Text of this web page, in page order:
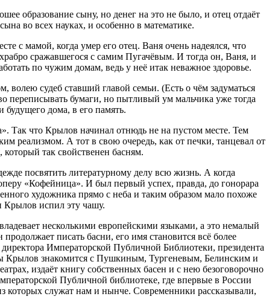
образование сыну, но денег на это не было, и отец отдаёт
во всех науках, и особенно в математике.
с мамой, когда умер его отец. Ваня очень надеялся, что
сражавшегося с самим Пугачёвым. И тогда он, Ваня, и
по чужим домам, ведь у неё итак неважное здоровье.
волею судеб ставший главой семьи. (Есть о чём задуматься
переписывать бумаги, но пытливый ум мальчика уже тогда
дома, в его память.
Так что Крылов начинал отнюдь не на пустом месте. Тем
реализмом. А тот в свою очередь, как от печки, танцевал от
так свойственен басням.
посвятить литературному делу всю жизнь. А когда
«Кофейница». И был первый успех, правда, до гонорара
художника прямо с неба и таким образом мало похоже
Крылов испил эту чашу.
несколькими европейскими языками, а это немалый
писать басни, его имя становится всё более
Императорской Публичной Библиотеки, президента
Крылов знакомится с Пушкиным, Тургеневым, Белинским и
издаёт книгу собственных басен и с нею безоговорочно
Публичной библиотеке, где впервые в России
которых служат нам и нынче. Современники рассказывали,